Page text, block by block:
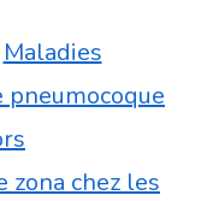
Maladies
pneumocoque
zona chez les